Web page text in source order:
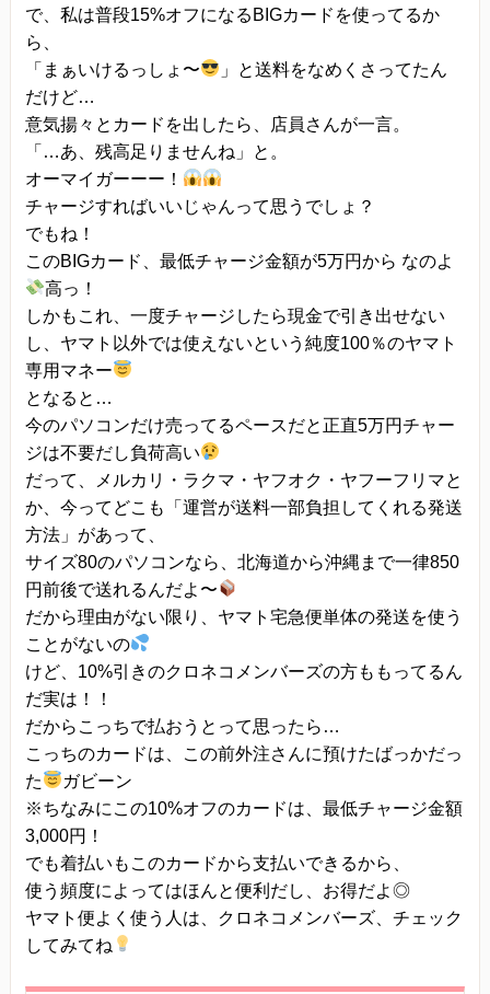
で、私は普段15%オフになるBIGカードを使ってるか
ら、
「まぁいけるっしょ〜
」と送料をなめくさってたん
だけど…
意気揚々とカードを出したら、店員さんが一言。
「…あ、残高足りませんね」と。
オーマイガーーー！
チャージすればいいじゃんって思うでしょ？
でもね！
このBIGカード、最低チャージ金額が5万円から なのよ
高っ！
しかもこれ、一度チャージしたら現金で引き出せない
し、ヤマト以外では使えないという純度100％のヤマト
専用マネー
となると…
今のパソコンだけ売ってるペースだと正直5万円チャー
ジは不要だし負荷高い
だって、メルカリ・ラクマ・ヤフオク・ヤフーフリマと
か、今ってどこも「運営が送料一部負担してくれる発送
方法」があって、
サイズ80のパソコンなら、北海道から沖縄まで一律850
円前後で送れるんだよ〜
だから理由がない限り、ヤマト宅急便単体の発送を使う
ことがないの
けど、10%引きのクロネコメンバーズの方ももってるん
だ実は！！
だからこっちで払おうとって思ったら…
こっちのカードは、この前外注さんに預けたばっかだっ
た
ガビーン
※ちなみにこの10%オフのカードは、最低チャージ金額
3,000円！
でも着払いもこのカードから支払いできるから、
使う頻度によってはほんと便利だし、お得だよ◎
ヤマト便よく使う人は、クロネコメンバーズ、チェック
してみてね